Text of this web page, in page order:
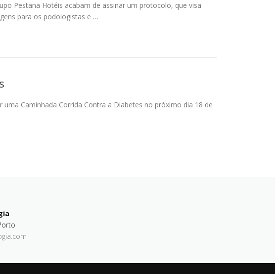
Pestana Hotéis acabam de assinar um protocolo, que visa
para os podologistas e …
Caminhada Corrida Contra a Diabetes no próximo dia 18 de